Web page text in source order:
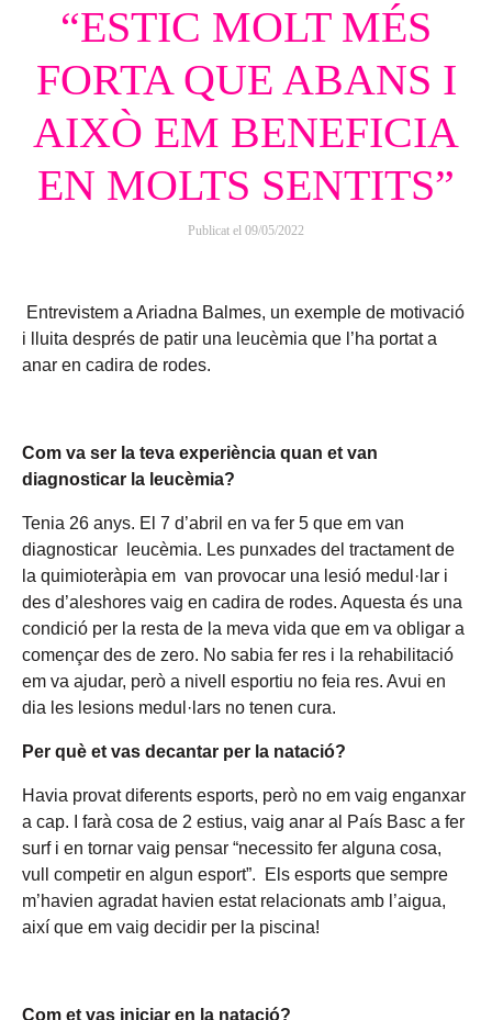
“ESTIC MOLT MÉS
FORTA QUE ABANS I
AIXÒ EM BENEFICIA
EN MOLTS SENTITS”
Publicat el 09/05/2022
Entrevistem a Ariadna Balmes, un exemple de motivació
i lluita després de patir una leucèmia que l’ha portat a
anar en cadira de rodes.
Com va ser la teva experiència quan et van
diagnosticar la leucèmia?
Tenia 26 anys. El 7 d’abril en va fer 5 que em van
diagnosticar leucèmia. Les punxades del tractament de
la quimioteràpia em van provocar una lesió medul·lar i
des d’aleshores vaig en cadira de rodes. Aquesta és una
condició per la resta de la meva vida que em va obligar a
començar des de zero. No sabia fer res i la rehabilitació
em va ajudar, però a nivell esportiu no feia res. Avui en
dia les lesions medul·lars no tenen cura.
Per què et vas decantar per la natació?
Havia provat diferents esports, però no em vaig enganxar
a cap. I farà cosa de 2 estius, vaig anar al País Basc a fer
surf i en tornar vaig pensar “necessito fer alguna cosa,
vull competir en algun esport”. Els esports que sempre
m’havien agradat havien estat relacionats amb l’aigua,
així que em vaig decidir per la piscina!
Com et vas iniciar en la natació?